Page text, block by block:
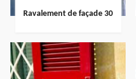
Ravalement de façade 30